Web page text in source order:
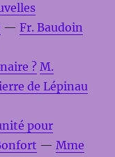
—Fr. Baudoin
? M.
de Lépinau
pour
—Mme